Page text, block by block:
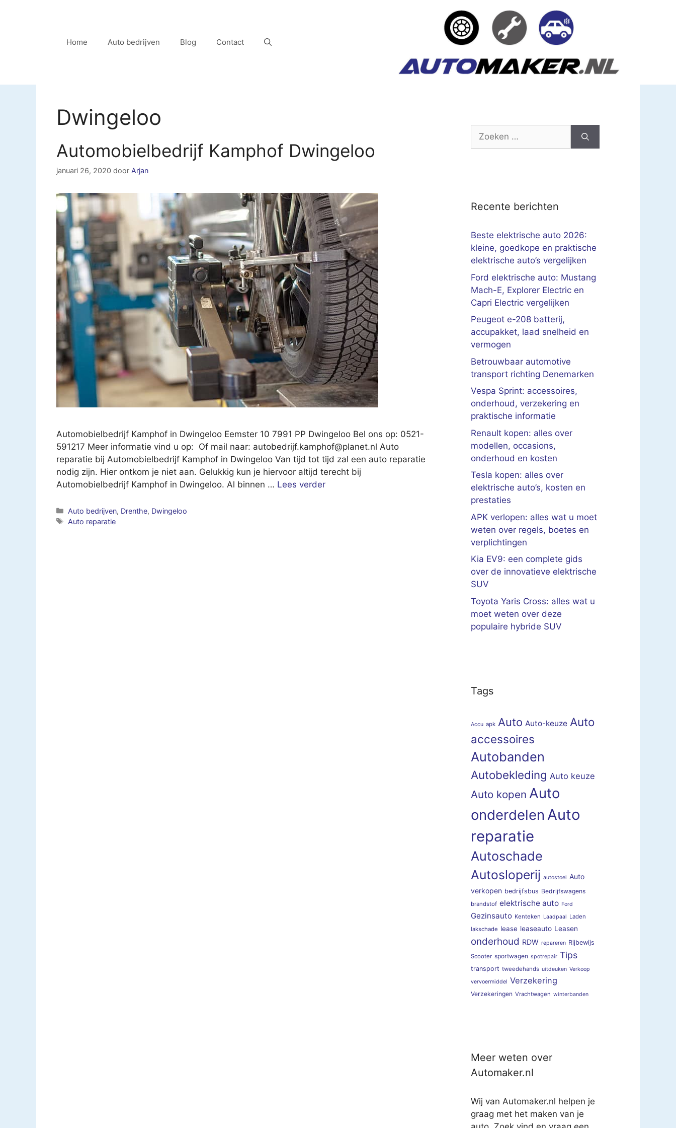
Home Auto bedrijven Blog Contact
Dwingeloo
Automobielbedrijf Kamphof Dwingeloo
januari 26, 2020 door Arjan
Automobielbedrijf Kamphof in Dwingeloo Eemster 10 7991 PP Dwingeloo Bel ons op: 0521-
591217 Meer informatie vind u op: Of mail naar: autobedrijf.kamphof@planet.nl Auto
reparatie bij Automobielbedrijf Kamphof in Dwingeloo Van tijd tot tijd zal een auto reparatie
nodig zijn. Hier ontkom je niet aan. Gelukkig kun je hiervoor altijd terecht bij
Automobielbedrijf Kamphof in Dwingeloo. Al binnen … Lees verder
Categorieën
Auto bedrijven, Drenthe, Dwingeloo
Tags
Auto reparatie
Zoek
Recente berichten
Beste elektrische auto 2026:
kleine, goedkope en praktische
elektrische auto’s vergelijken
Ford elektrische auto: Mustang
Mach-E, Explorer Electric en
Capri Electric vergelijken
Peugeot e-208 batterij,
accupakket, laad snelheid en
vermogen
Betrouwbaar automotive
transport richting Denemarken
Vespa Sprint: accessoires,
onderhoud, verzekering en
praktische informatie
Renault kopen: alles over
modellen, occasions,
onderhoud en kosten
Tesla kopen: alles over
elektrische auto’s, kosten en
prestaties
APK verlopen: alles wat u moet
weten over regels, boetes en
verplichtingen
Kia EV9: een complete gids
over de innovatieve elektrische
SUV
Toyota Yaris Cross: alles wat u
moet weten over deze
populaire hybride SUV
Tags
Accu apk Auto Auto-keuze Auto
accessoires
Autobanden
Autobekleding Auto keuze
Auto kopen Auto
onderdelen Auto
reparatie
Autoschade
Autosloperij autostoel Auto
verkopen bedrijfsbus Bedrijfswagens
brandstof elektrische auto Ford
Gezinsauto Kenteken Laadpaal Laden
lakschade lease leaseauto Leasen
onderhoud RDW repareren Rijbewijs
Scooter sportwagen spotrepair Tips
transport tweedehands uitdeuken Verkoop
vervoermiddel Verzekering
Verzekeringen Vrachtwagen winterbanden
Meer weten over
Automaker.nl
Wij van Automaker.nl helpen je
graag met het maken van je